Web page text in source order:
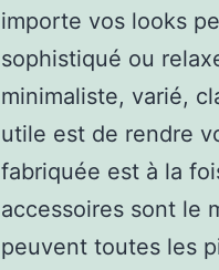
importe vos looks
sophistiqué ou
minimaliste, varié,
utile est de rendre
fabriquée est à la
accessoires sont le
peuvent toutes les